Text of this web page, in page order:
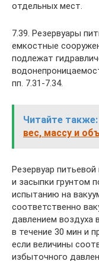
отдельных мест.
7.39. Резервуары
емкостные
подлежат
пп. 7.31-7.34.
Читайте также:
вес, массу и
Резервуар
и засыпки грунтом
испытанию на
соответственно
давлением воздуха
в течение 30 мин и
если величины
избыточного